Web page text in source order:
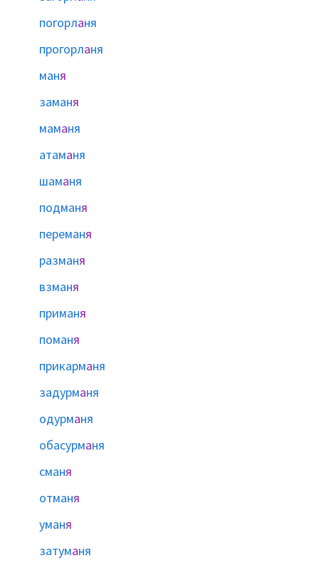
погорланя
прогорланя
маня
заманя
маманя
атаманя
шаманя
подманя
переманя
разманя
взманя
приманя
поманя
прикарманя
задурманя
одурманя
обасурманя
сманя
отманя
уманя
затуманя